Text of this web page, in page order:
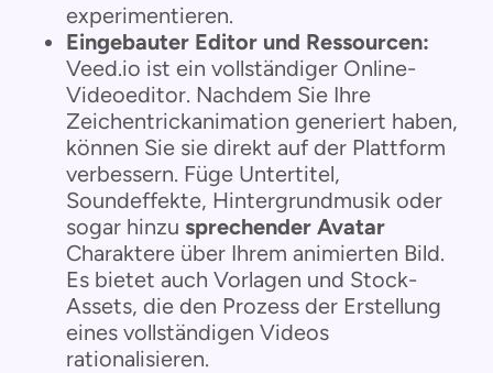
experimentieren.
Eingebauter Editor und Ressourcen:
Veed.io ist ein vollständiger Online-
Videoeditor. Nachdem Sie Ihre
Zeichentrickanimation generiert haben,
können Sie sie direkt auf der Plattform
verbessern. Füge Untertitel,
Soundeffekte, Hintergrundmusik oder
sogar hinzu sprechender Avatar
Charaktere über Ihrem animierten Bild.
Es bietet auch Vorlagen und Stock-
Assets, die den Prozess der Erstellung
eines vollständigen Videos
rationalisieren.